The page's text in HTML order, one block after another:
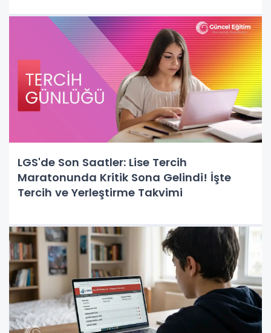
LGS'de Son Saatler: Lise Tercih
Maratonunda Kritik Sona Gelindi! İşte
Tercih ve Yerleştirme Takvimi